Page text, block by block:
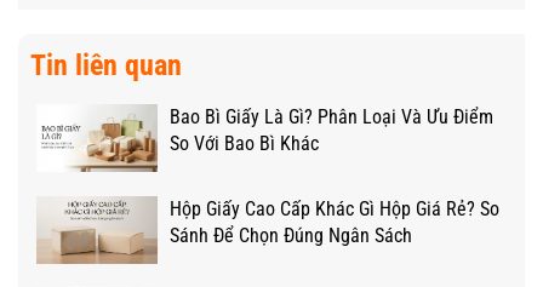
Tin liên quan
Bao Bì Giấy Là Gì? Phân Loại Và Ưu Điểm
So Với Bao Bì Khác
Hộp Giấy Cao Cấp Khác Gì Hộp Giá Rẻ? So
Sánh Để Chọn Đúng Ngân Sách